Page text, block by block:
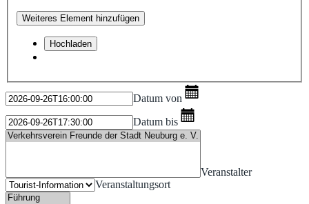
Weiteres Element hinzufügen
Hochladen
Datum von
Datum bis
Veranstalter
Veranstaltungsort